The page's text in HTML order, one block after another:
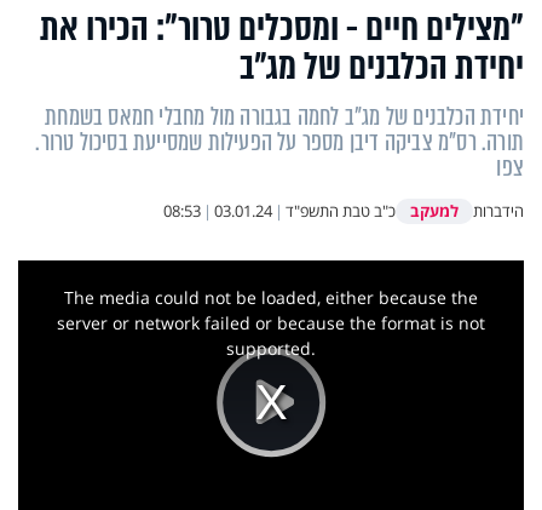
"מצילים חיים - ומסכלים טרור": הכירו את
יחידת הכלבנים של מג"ב
יחידת הכלבנים של מג"ב לחמה בגבורה מול מחבלי חמאס בשמחת
תורה. רס"מ צביקה דיבן מספר על הפעילות שמסייעת בסיכול טרור.
צפו
הידברות למעקב כ"ב טבת התשפ"ד |
03.01.24
|
08:53
Play
This
The media could not be loaded, either because the
server or network failed or because the format is not
supported.